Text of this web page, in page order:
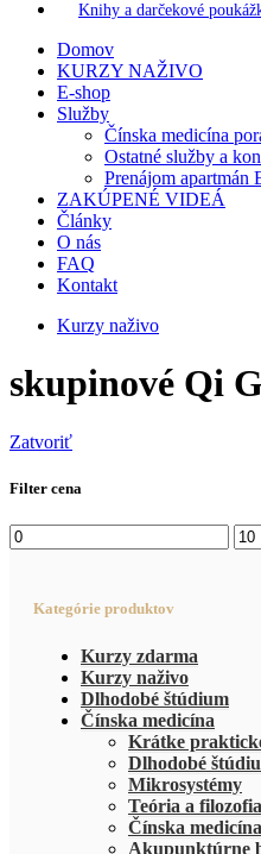
Knihy a darčekové
Domov
KURZY NAŽIVO
E-shop
Služby
Čínska medicína
Ostatné služby a
Prenájom apartmán
ZAKÚPENÉ VIDEÁ
Články
O nás
FAQ
Kontakt
Kurzy naživo
skupinové Qi
Zatvoriť
Filter cena
Kategórie produktov
Kurzy zdarma
Kurzy naživo
Dlhodobé štúdium
Čínska medicína
Krátke
Dlhodobé
Mikrosystémy
Teória a
Čínska
Akupunktúrne